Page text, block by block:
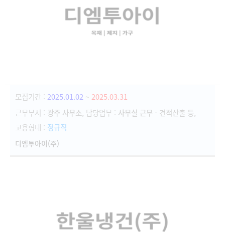
모집기간 : 2025.01.02 ~ 2025.03.31
근무부서 : 광주 사무소, 담당업무 : 사무실 근무 - 견적산출 등,
고용형태 : 정규직
디엠투아이(주)